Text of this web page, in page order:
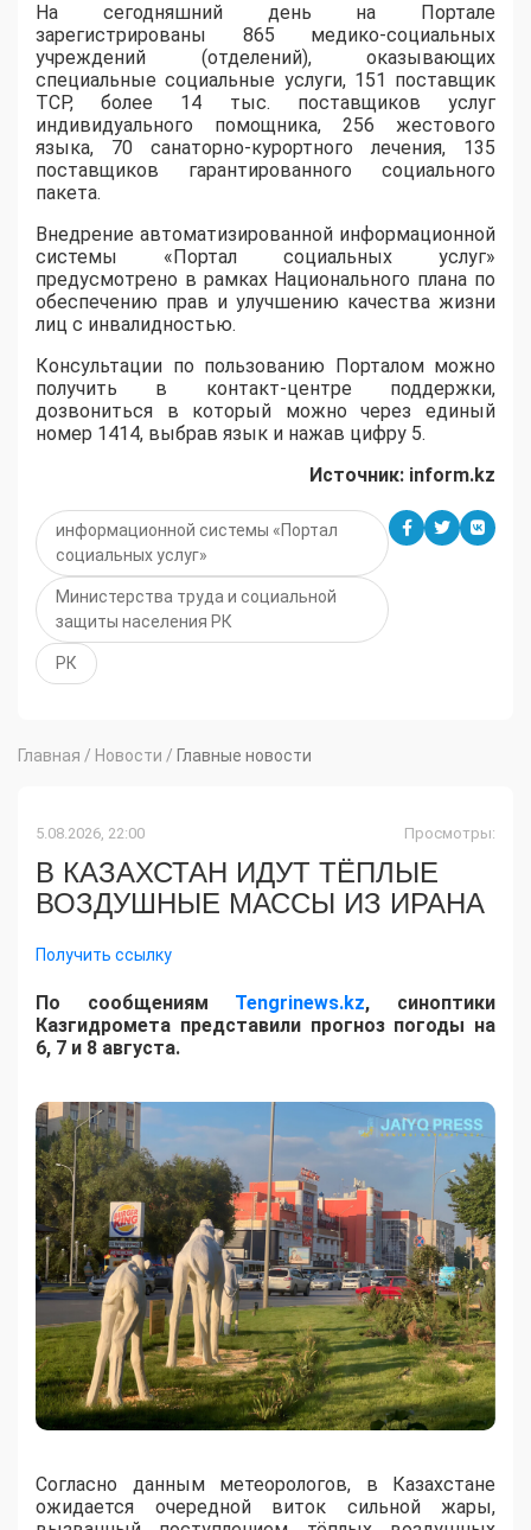
На сегодняшний день на Портале
зарегистрированы 865 медико-социальных
учреждений (отделений), оказывающих
специальные социальные услуги, 151 поставщик
ТСР, более 14 тыс. поставщиков услуг
индивидуального помощника, 256 жестового
языка, 70 санаторно-курортного лечения, 135
поставщиков гарантированного социального
пакета.
Внедрение автоматизированной информационной
системы «Портал социальных услуг»
предусмотрено в рамках Национального плана по
обеспечению прав и улучшению качества жизни
лиц с инвалидностью.
Консультации по пользованию Порталом можно
получить в контакт-центре поддержки,
дозвониться в который можно через единый
номер 1414, выбрав язык и нажав цифру 5.
Источник: inform.kz
информационной системы «Портал
социальных услуг»
Министерства труда и социальной
защиты населения РК
РК
Главная / Новости / Главные новости
5.08.2026, 22:00 Просмотры:
В КАЗАХСТАН ИДУТ ТЁПЛЫЕ
ВОЗДУШНЫЕ МАССЫ ИЗ ИРАНА
Получить ссылку
По сообщениям Tengrinews.kz, синоптики
Казгидромета представили прогноз погоды на
6, 7 и 8 августа.
Согласно данным метеорологов, в Казахстане
ожидается очередной виток сильной жары,